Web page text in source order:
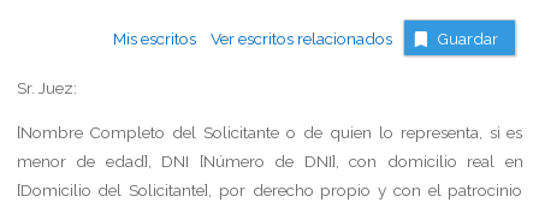
Mis escritos Ver escritos relacionados Guardar
Sr. Juez:
[Nombre Completo del Solicitante o de quien lo representa, si es
menor de edad], DNI [Número de DNI], con domicilio real en
[Domicilio del Solicitante], por derecho propio y con el patrocinio